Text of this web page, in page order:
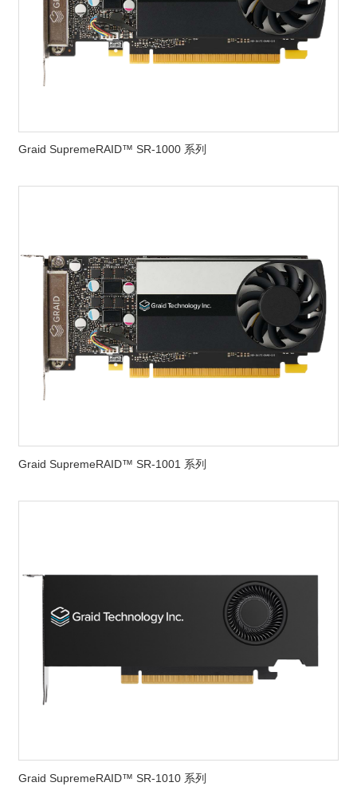
Graid SupremeRAID™ SR-1000 系列
Graid SupremeRAID™ SR-1001 系列
Graid SupremeRAID™ SR-1010 系列